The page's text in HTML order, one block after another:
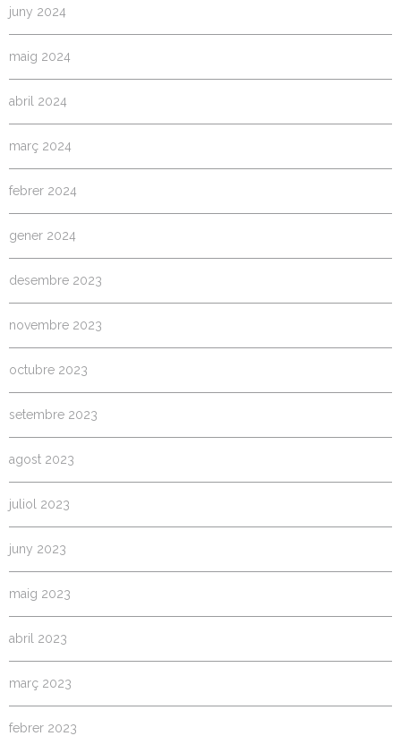
juny 2024
maig 2024
abril 2024
març 2024
febrer 2024
gener 2024
desembre 2023
novembre 2023
octubre 2023
setembre 2023
agost 2023
juliol 2023
juny 2023
maig 2023
abril 2023
març 2023
febrer 2023